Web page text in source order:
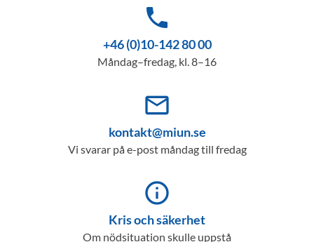
phone
+46 (0)10-142 80 00
Måndag–fredag, kl. 8–16
mail_outline
kontakt@miun.se
Vi svarar på e-post måndag till fredag
info_outline
Kris och säkerhet
Om nödsituation skulle uppstå